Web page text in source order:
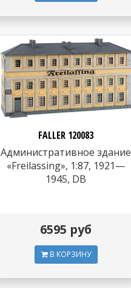
FALLER 120083
Административное здание
«Freilassing», 1:87, 1921—
1945, DB
6595 руб
В КОРЗИНУ